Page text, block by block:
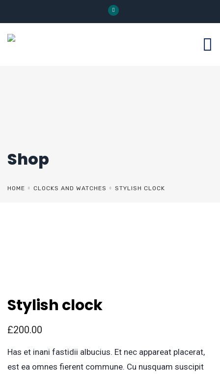
Shop
HOME CLOCKS AND WATCHES STYLISH CLOCK
Stylish clock
£200.00
Has et inani fastidii albucius. Et nec appareat placerat,
est ea omnes fierent commune. Cu nusquam suscipit